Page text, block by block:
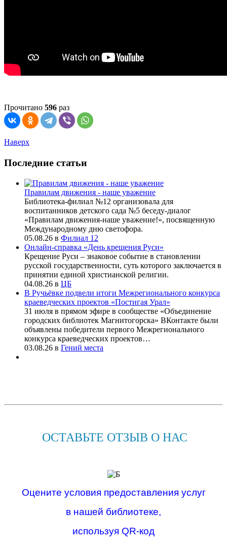
Прочитано 596 раз
Наверх
Последние статьи
Правилам движения - наше уважение
Библиотека-филиал №12 организовала для
воспитанников детского сада №5 беседу-диалог
«Правилам движения-наше уважение!», посвященную
Международному дню светофора.
05.08.26 в Филиал 12
Онлайн-справка «День крещения Руси»
Крещение Руси – знаковое событие в становлении
русской государственности, суть которого заключается в
принятии единой христианской религии.
04.08.26 в ЦБ
В Ручьёвке подвели итоги Межрегионального конкурса
краеведческих проектов «Постигая Урал»
31 июля в прямом эфире в сообществе «Объединение
городских библиотек Магнитогорска» ВКонтакте были
объявлены победители первого Межрегионального
конкурса краеведческих проектов…
03.08.26 в Гений места
ОСТАВЬТЕ ОТЗЫВ О НАС
Оцените условия предоставления услуг
в нашей библиотеке,
используя QR-код